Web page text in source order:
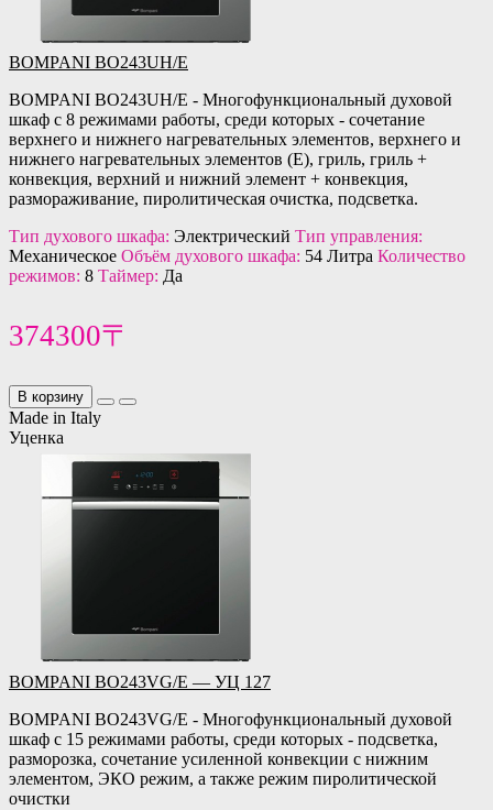
BOMPANI BO243UH/E
BOMPANI BO243UH/E - Многофункциональный духовой
шкаф с 8 режимами работы, среди которых - сочетание
верхнего и нижнего нагревательных элементов, верхнего и
нижнего нагревательных элементов (E), гриль, гриль +
конвекция, верхний и нижний элемент + конвекция,
размораживание, пиролитическая очистка, подсветка.
Тип духового шкафа: Электрический Тип управления:
Механическое Объём духового шкафа: 54 Литра Количество
режимов: 8 Таймер: Да
374300〒
В корзину
Made in Italy
Уценка
BOMPANI BO243VG/E — УЦ 127
BOMPANI BO243VG/E - Многофункциональный духовой
шкаф с 15 режимами работы, среди которых - подсветка,
разморозка, cочетание усиленной конвекции с нижним
элементом, ЭКО режим, а также режим пиролитической
очистки